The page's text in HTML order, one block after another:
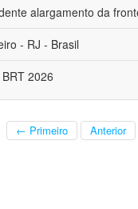
alargamento da
- RJ - Brasil
2026
← Primeiro Anterior